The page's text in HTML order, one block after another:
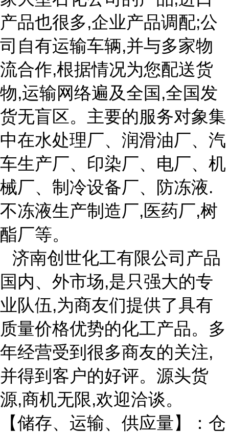
产品也很多,企业产品调配;公
司自有运输车辆,并与多家物
流合作,根据情况为您配送货
物,运输网络遍及全国,全国发
货无盲区。主要的服务对象集
中在水处理厂、润滑油厂、汽
车生产厂、印染厂、电厂、机
械厂、制冷设备厂、防冻液.
不冻液生产制造厂,医药厂,树
酯厂等。
济南创世化工有限公司产品
国内、外市场,是只强大的专
业队伍,为商友们提供了具有
质量价格优势的化工产品。多
年经营受到很多商友的关注,
并得到客户的好评。源头货
源,商机无限,欢迎洽谈。
【储存、运输、供应量】：仓